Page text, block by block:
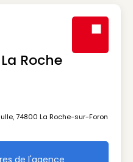
Roche
,74800 La Roche-sur-Foron
de l'agence